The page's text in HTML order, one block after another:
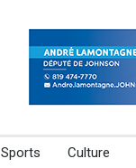
Sports Culture